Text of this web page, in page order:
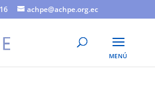
achpe@achpe.org.ec